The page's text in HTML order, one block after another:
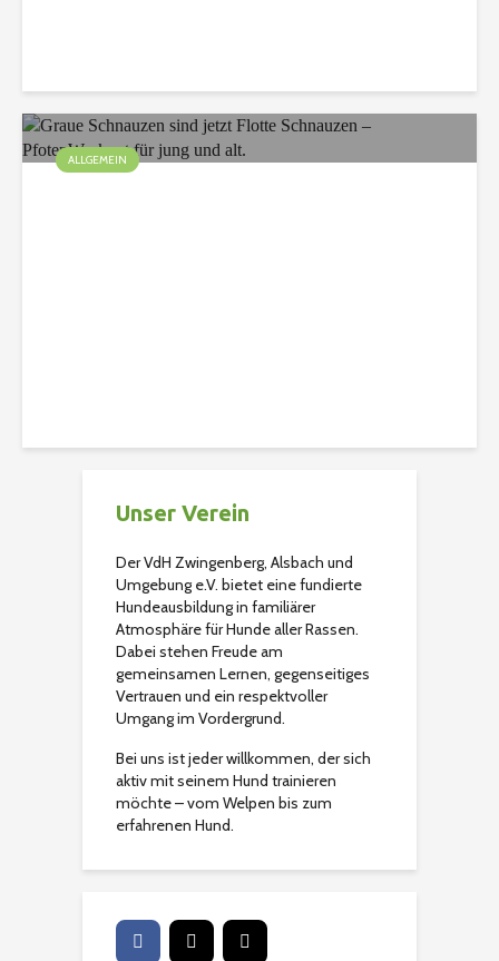
ALLGEMEIN
Unser Verein
Der VdH Zwingenberg, Alsbach und
Umgebung e.V. bietet eine fundierte
Hundeausbildung in familiärer
Atmosphäre für Hunde aller Rassen.
Dabei stehen Freude am
gemeinsamen Lernen, gegenseitiges
Vertrauen und ein respektvoller
Umgang im Vordergrund.
Bei uns ist jeder willkommen, der sich
aktiv mit seinem Hund trainieren
möchte – vom Welpen bis zum
erfahrenen Hund.